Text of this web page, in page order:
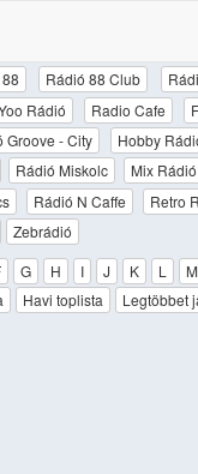
Rádió 88 Club
Rádió Radio Cafe
Groove - City Hobby
Rádió Miskolc Mix Rádió
Rádió N Caffe Retro
Zebrádió
G H I J K L M
Havi toplista Legtöbbet